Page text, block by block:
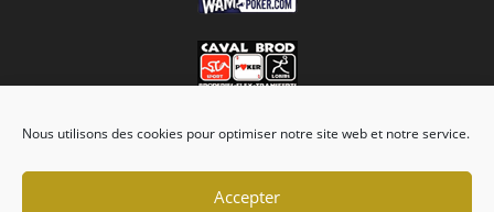
Nous utilisons des cookies pour optimiser notre site web et notre service.
Accepter